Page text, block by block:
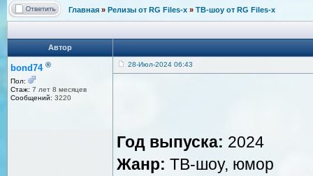
Главная » Релизы от RG Files-x » ТВ-шоу от RG Files-x
Автор
bond74 ®
Пол:
Стаж: 7 лет 8 месяцев
Сообщений: 3220
28-Июл-2024 06:43
Год выпуска: 2024
Жанр: ТВ-шоу, юмор